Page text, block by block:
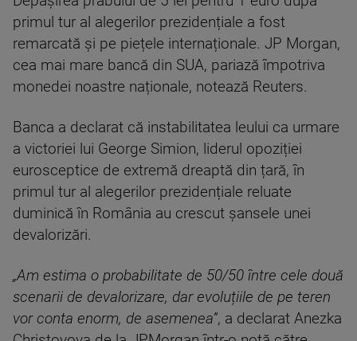
primul tur al alegerilor prezidențiale a fost
remarcată și pe piețele internaționale. JP Morgan,
cea mai mare bancă din SUA, pariază împotriva
monedei noastre naționale, notează Reuters.
Banca a declarat că instabilitatea leului ca urmare
a victoriei lui George Simion, liderul opoziției
eurosceptice de extremă dreaptă din țară, în
primul tur al alegerilor prezidențiale reluate
duminică în România au crescut șansele unei
devalorizări.
„Am estima o probabilitate de 50/50 între cele două
scenarii de devalorizare, dar evoluțiile de pe teren
vor conta enorm, de asemenea”, a declarat Anezka